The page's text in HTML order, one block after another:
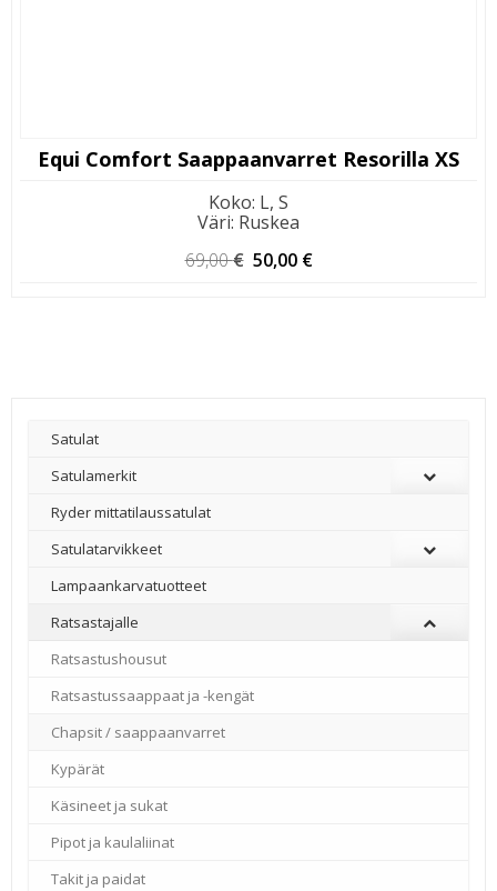
Equi Comfort Saappaanvarret Resorilla XS
Koko: L, S
Väri: Ruskea
69,00€ Alkuperäinen
50,00 €
Satulat
Satulamerkit
Ryder mittatilaussatulat
Satulatarvikkeet
–
Lampaankarvatuotteet
Ratsastajalle
Ratsastushousut
Ratsastussaappaat ja -kengät
Chapsit / saappaanvarret
Kypärät
Käsineet ja sukat
Pipot ja kaulaliinat
Takit ja paidat